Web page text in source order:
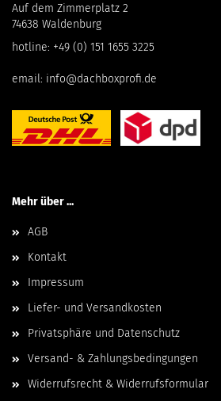
Auf dem Zimmerplatz 2
74638 Waldenburg
hotline: +49 (0) 151 1655 3225
email: info@dachboxprofi.de
Mehr über ...
AGB
Kontakt
Impressum
Liefer- und Versandkosten
Privatsphäre und Datenschutz
Versand- & Zahlungsbedingungen
Widerrufsrecht & Widerrufsformular